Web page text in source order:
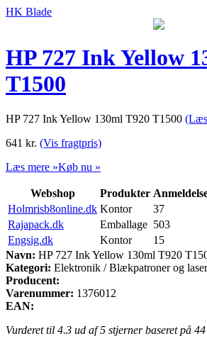
HK Blade
HP 727 Ink Yellow
T1500
HP 727 Ink Yellow 130ml T920 T1500
641 kr. (Vis fragtpris)
Læs mere »Køb nu »
Webshop Produkter
Holmrisb8online.dk Kontor 37
Rajapack.dk
Emballage 503
Engsig.dk
Kontor 15
Navn: HP 727 Ink Yellow 130ml T920
Kategori: Elektronik / Blækpatroner og
Producent:
Varenummer: 1376012
EAN:
Vurderet til 4.3 ud af 5 stjerner baseret på 44